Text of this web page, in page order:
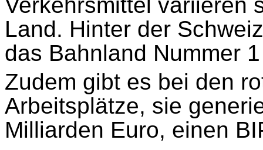
Land. Hinter der
das Bahnland Nummer
Zudem gibt es bei den
Arbeitsplätze, sie
Milliarden Euro, einen